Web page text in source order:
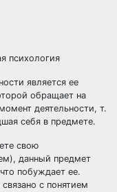
психология
является ее
обращает на
деятельности, т.
себя в предмете.
свою
данный предмет
побуждает ее.
с понятием